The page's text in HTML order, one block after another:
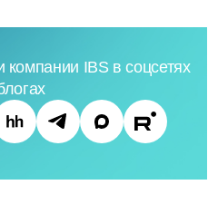
IBS в соцсетях